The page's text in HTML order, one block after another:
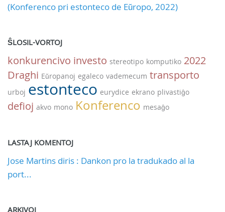
(Konferenco pri estonteco de Eŭropo, 2022)
ŜLOSIL-VORTOJ
konkurencivo investo stereotipo komputiko 2022
Draghi Eŭropanoj egaleco vademecum transporto
urboj estonteco eurydice ekrano plivastiĝo
defioj akvo mono Konferenco mesaĝo
LASTAJ KOMENTOJ
Jose Martins diris : Dankon pro la tradukado al la
port...
ARKIVOJ